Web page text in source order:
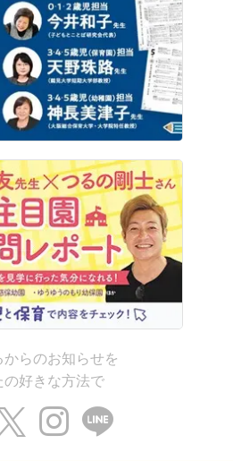
からのお知らせを
の好きな方法で